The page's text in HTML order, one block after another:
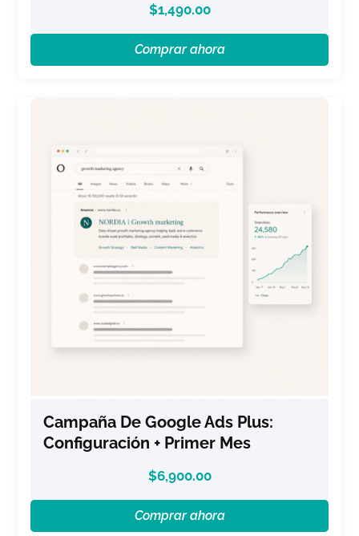
$1,490.00
Comprar ahora
Campaña De Google Ads Plus:
Configuración + Primer Mes
$6,900.00
Comprar ahora